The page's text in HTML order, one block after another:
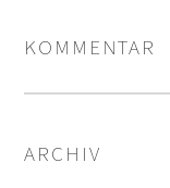
KOMMENTAR
ARCHIV